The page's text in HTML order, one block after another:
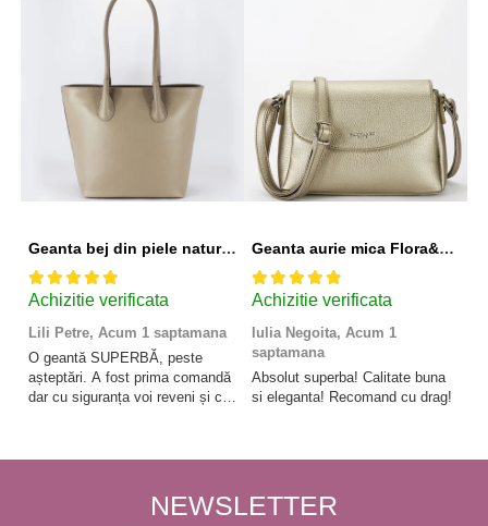
Geanta bej din piele naturala 8966 123
Achizitie verificata
Lili Petre, Acum 1 saptamana
O geantă SUPERBĂ, peste
așteptări. A fost prima comandă
dar cu siguranța voi reveni și cu
Geanta aurie mica Flora&CO Paris H6930 16
Achizitie verificata
Iulia Negoita, Acum 1
saptamana
Absolut superba! Calitate buna
si eleganta! Recomand cu drag!
NEWSLETTER